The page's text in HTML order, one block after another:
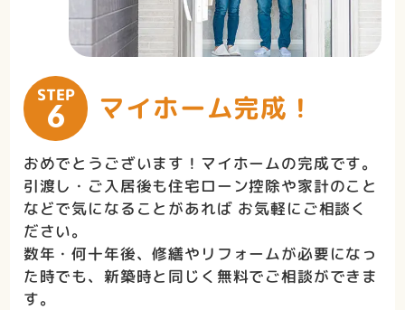
STEP
6 マイホーム完成！
おめでとうございます！マイホームの完成です。
引渡し・ご入居後も住宅ローン控除や家計のこと
などで気になることがあれば お気軽にご相談く
ださい。
数年・何十年後、修繕やリフォームが必要になっ
た時でも、新築時と同じく無料でご相談ができま
す。